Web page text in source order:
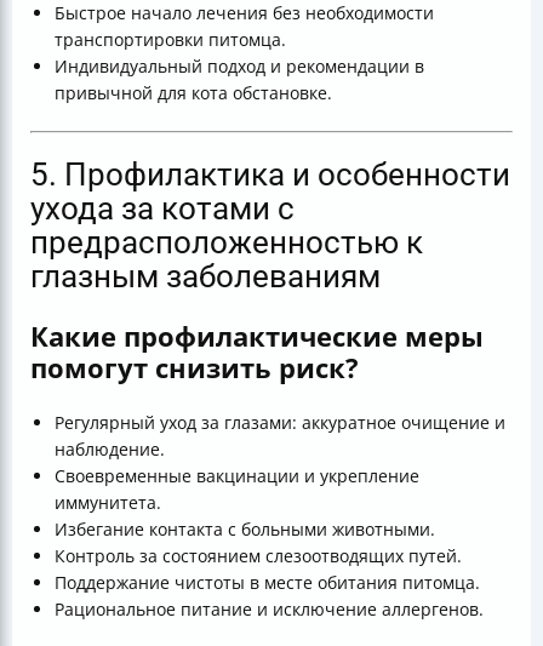
Быстрое начало лечения без необходимости
транспортировки питомца.
Индивидуальный подход и рекомендации в
привычной для кота обстановке.
5. Профилактика и особенности
ухода за котами с
предрасположенностью к
глазным заболеваниям
Какие профилактические меры
помогут снизить риск?
Регулярный уход за глазами: аккуратное очищение и
наблюдение.
Своевременные вакцинации и укрепление
иммунитета.
Избегание контакта с больными животными.
Контроль за состоянием слезоотводящих путей.
Поддержание чистоты в месте обитания питомца.
Рациональное питание и исключение аллергенов.